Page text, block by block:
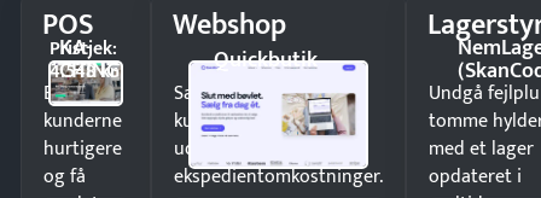
POS
KA-
CHING
Pristjek:
4.548 kr
Ekspedér
kunderne
hurtigere
og få
Webshop
Quickbutik
Sælg produkter 24/7 til
kunder i hele landet
uden
ekspedientomkostninger.
Undgå
tomme
med et lager
opdateret i